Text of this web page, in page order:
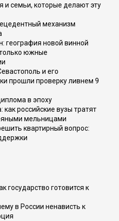
и семьи, которые делают эту
механизм
география новой винной
южные
и его
прошли проверку ливнем 9
в эпоху
как российские вузы тратят
мельницами
квартирный вопрос:
государство готовится к
в России ненависть к